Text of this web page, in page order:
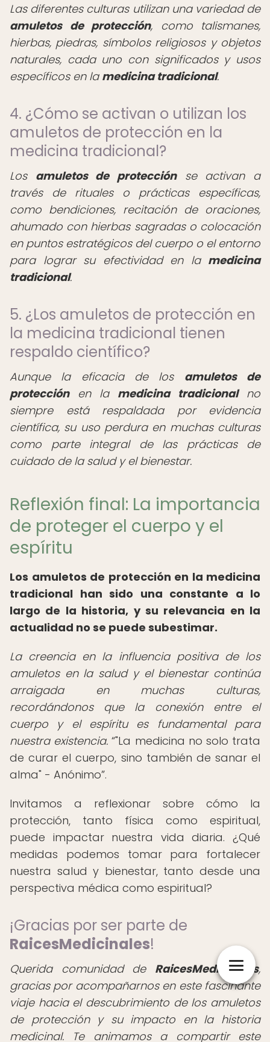
Las diferentes culturas utilizan una variedad de
amuletos de protección, como talismanes,
hierbas, piedras, símbolos religiosos y objetos
naturales, cada uno con significados y usos
específicos en la medicina tradicional.
4. ¿Cómo se activan o utilizan los
amuletos de protección en la
medicina tradicional?
Los amuletos de protecciónse activan a
través de rituales o prácticas específicas,
como bendiciones, recitación de oraciones,
ahumado con hierbas sagradas o colocación
en puntos estratégicos del cuerpo o el entorno
para lograr su efectividad en la medicina
tradicional.
5. ¿Los amuletos de protección en
la medicina tradicional tienen
respaldo científico?
Aunque la eficacia de los amuletos de
protecciónen la medicina tradicionalno
siempre está respaldada por evidencia
científica, su uso perdura en muchas culturas
como parte integral de las prácticas de
cuidado de la salud y el bienestar.
Reflexión final: La importancia
de proteger el cuerpo y el
espíritu
Los amuletos de protección en la medicina
tradicional han sido una constante a lo
largo de la historia, y su relevancia en la
actualidad no se puede subestimar.
La creencia en la influencia positiva de los
amuletos en la salud y el bienestar continúa
arraigada en muchas culturas,
recordándonos que la conexión entre el
cuerpo y el espíritu es fundamental para
nuestra existencia. "La medicina no solo trata
de curar el cuerpo, sino también de sanar el
alma" - Anónimo .
Invitamos a reflexionar sobre cómo la
protección, tanto física como espiritual,
puede impactar nuestra vida diaria. ¿Qué
medidas podemos tomar para fortalecer
nuestra salud y bienestar, tanto desde una
perspectiva médica como espiritual?
¡Gracias por ser parte de
RaicesMedicinales!
Querida comunidad de RaicesMedicinales,
gracias por acompañarnos en este fascinante
viaje hacia el descubrimiento de los amuletos
de protección y su impacto en la historia
medicinal. Te animamos a compartir este